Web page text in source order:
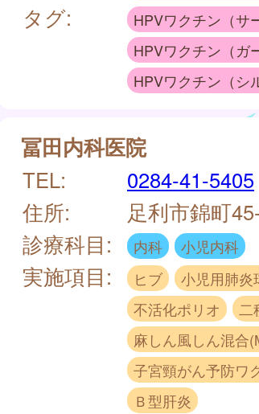
タグ:
HPVワクチン（サ
HPVワクチン（ガ
HPVワクチン（シ
冨田内科医院
TEL:
0284-41-5405
住所:
足利市錦町
診療科目:
内科 小児内科
実施項目: ヒブ 小児用肺炎
不活化ポリオ
二
麻しん風しん混合
子宮頸がん予防ワ
Ｂ型肝炎